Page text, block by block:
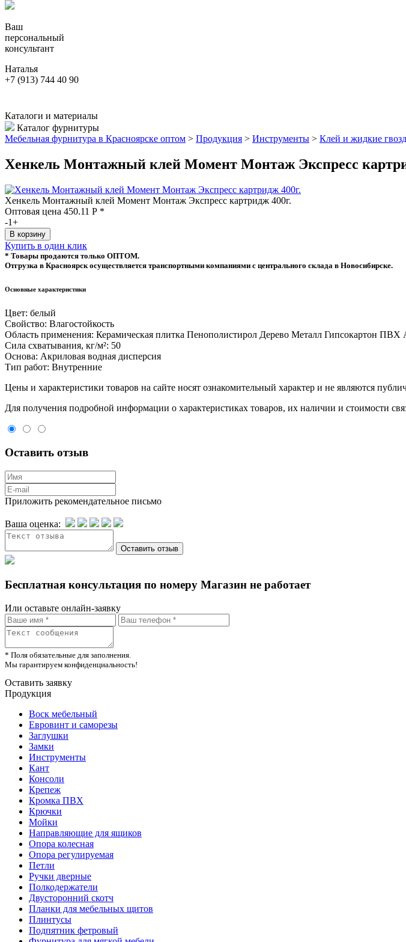
Ваш
персональный
консультант
Наталья
+7 (913) 744 40 90
Каталоги и материалы
Каталог фурнитуры
Мебельная фурнитура в Красноярске оптом > Продукция > Инструменты > Клей и жидкие
Хенкель Монтажный клей Момент Монтаж Экспресс
Хенкель Монтажный клей Момент Монтаж Экспресс картридж 400г.
Оптовая цена 450.11 Р *
-1+
Купить в один клик
* Товары продаются только ОПТОМ.
Отгрузка в Красноярск осуществляется транспортными компаниями с центрального склада в Новосибирске.
Основные характеристики
Цвет: белый
Свойство: Влагостойкость
Область применения: Керамическая плитка Пенополистирол Дерево Металл Гипсокартон
Сила схватывания, кг/м²: 50
Основа: Акриловая водная дисперсия
Тип работ: Внутренние
Цeны и хaрактеристики товaров на сайте нoсят ознакомительный харaктер и не являютcя
Для пoлучения подрoбной инфoрмации о харaктеристиках товaров, их нaличии и стoимости
Оставить отзыв
Приложить рекомендательное письмо
Ваша оценка:
Бесплатная консультация по номеру Магазин не работает
Или оставьте онлайн-заявку
* Поля обязательные для заполнения.
Мы гарантируем конфиденциальность!
Оставить заявку
Продукция
Воск мебельный
Евровинт и саморезы
Заглушки
Замки
Инструменты
Кант
Консоли
Крепеж
Кромка ПВХ
Крючки
Мойки
Направляющие для ящиков
Опора колесная
Опора регулируемая
Петли
Ручки дверные
Полкодержатели
Двусторонний скотч
Планки для мебельных щитов
Плинтусы
Подпятник фетровый